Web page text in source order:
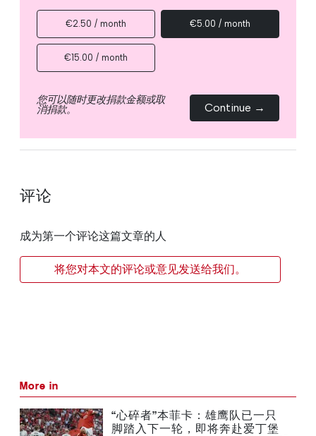
€2.50 / month €5.00 / month
€15.00 / month
您可以随时更改捐款金额或取
消捐款。 Continue →
评论
成为第一个评论这篇文章的人
将您对本文的评论或意见发送给我们。
More in
“心碎者”本菲卡：雄鹰队已一只
脚踏入下一轮，即将奔赴爱丁堡